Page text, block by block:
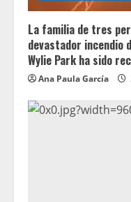
La familia de tres
devastador incendio
Wylie Park ha sido
Ana Paula García